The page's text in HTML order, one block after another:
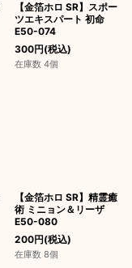
【金箔ホロ SR】スポー
ツエキスパート 初命
E50-074
300円(税込)
在庫数 4個
【金箔ホロ SR】精霊癒
術 ミニョン＆リーザ
E50-080
200円(税込)
在庫数 8個